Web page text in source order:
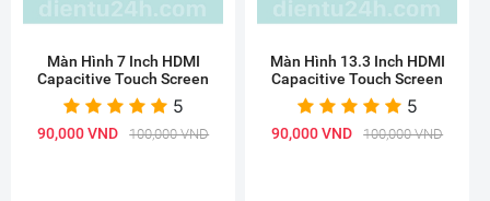
Màn Hình 7 Inch HDMI
Capacitive Touch Screen
5
90,000 VND 100,000 VND
Màn Hình 13.3 Inch HDMI
Capacitive Touch Screen
5
90,000 VND 100,000 VND